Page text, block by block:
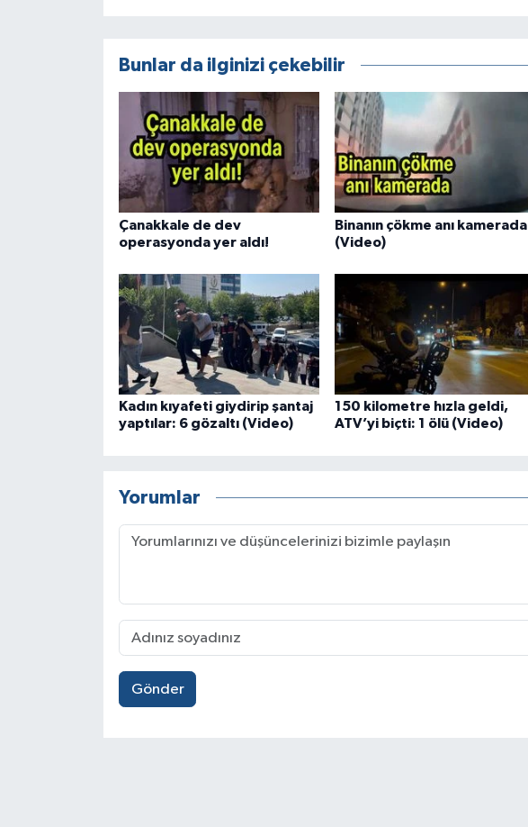
Bunlar da ilginizi çekebilir
Çanakkale de dev
operasyonda yer aldı!
Binanın çökme anı kamerada
(Video)
Kadın kıyafeti giydirip şantaj
yaptılar: 6 gözaltı (Video)
150 kilometre hızla geldi,
ATV’yi biçti: 1 ölü (Video)
Yorumlar
Gönder